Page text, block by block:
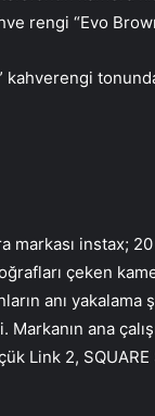
rengi “Evo
kahverengi
markası instax;
çeken
anı
ana
Link 2, SQUARE